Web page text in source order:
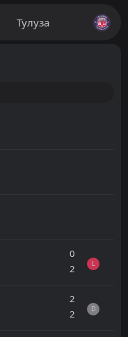
Тулуза
0
2
L
2
2
D